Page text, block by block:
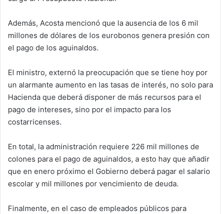
Además, Acosta mencionó que la ausencia de los 6 mil
millones de dólares de los eurobonos genera presión con
el pago de los aguinaldos.
El ministro, externó la preocupación que se tiene hoy por
un alarmante aumento en las tasas de interés, no solo para
Hacienda que deberá disponer de más recursos para el
pago de intereses, sino por el impacto para los
costarricenses.
En total, la administración requiere 226 mil millones de
colones para el pago de aguinaldos, a esto hay que añadir
que en enero próximo el Gobierno deberá pagar el salario
escolar y mil millones por vencimiento de deuda.
Finalmente, en el caso de empleados públicos para